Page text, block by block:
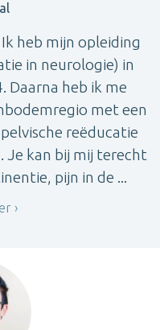
heb mijn opleiding
in neurologie) in
Daarna heb ik me
met een
reëducatie
Je kan bij mij terecht
pijn in de ...